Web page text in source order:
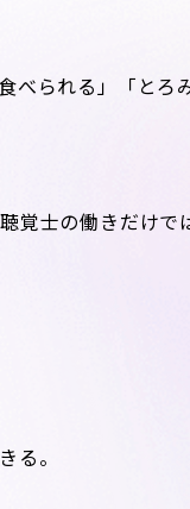
べられる」「とろ
士の働きだけで
る。